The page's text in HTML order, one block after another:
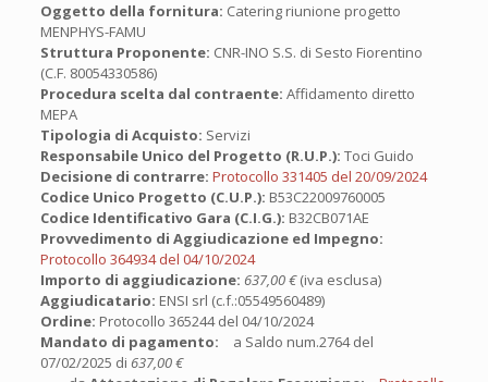
Oggetto della fornitura: Catering riunione progetto
MENPHYS-FAMU
Struttura Proponente: CNR-INO S.S. di Sesto Fiorentino
(C.F. 80054330586)
Procedura scelta dal contraente: Affidamento diretto
MEPA
Tipologia di Acquisto: Servizi
Responsabile Unico del Progetto (R.U.P.): Toci Guido
Decisione di contrarre: Protocollo 331405 del 20/09/2024
Codice Unico Progetto (C.U.P.): B53C22009760005
Codice Identificativo Gara (C.I.G.): B32CB071AE
Provvedimento di Aggiudicazione ed Impegno:
Protocollo 364934 del 04/10/2024
Importo di aggiudicazione: 637,00 €(iva esclusa)
Aggiudicatario: ENSI srl (c.f.:05549560489)
Ordine: Protocollo 365244 del 04/10/2024
Mandato di pagamento: a Saldo num.2764 del
07/02/2025 di 637,00 €